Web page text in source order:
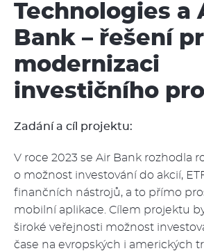
Technologies a
Bank – řešení
modernizaci
investičního
Zadání a cíl projektu:
V roce 2023 se Air Bank rozhodla
o možnost investování do akcií,
finančních nástrojů, a to přímo
mobilní aplikace. Cílem projektu
široké veřejnosti možnost
čase na evropských i amerických